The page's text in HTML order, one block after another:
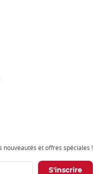
nouveautés et offres spéciales !